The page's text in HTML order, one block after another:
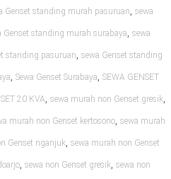
Genset standing murah pasuruan, sewa
Genset standing murah surabaya, sewa
standing pasuruan, sewa Genset standing
, Sewa Genset Surabaya, SEWA GENSET
20 KVA, sewa murah non Genset gresik,
murah non Genset kertosono, sewa murah
Genset nganjuk, sewa murah non Genset
, sewa non Genset gresik, sewa non